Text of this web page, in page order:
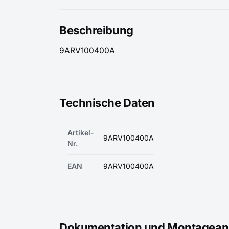
Beschreibung
9ARV100400A
Technische Daten
Artikel-
Nr.
9ARV100400A
EAN 9ARV100400A